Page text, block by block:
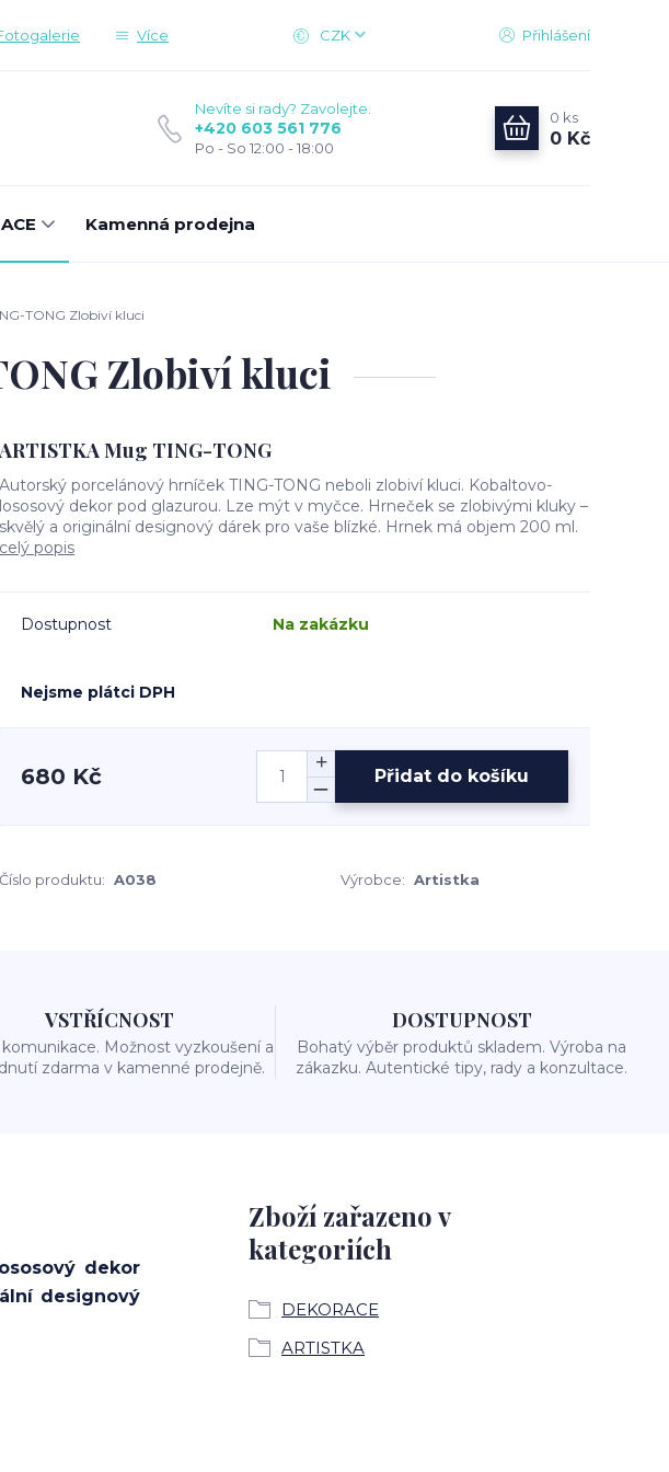
Více CZK Přihlášení
Nevíte si rady? Zavolejte.
+420 603 561 776
Po - So 12:00 - 18:00
0 ks
0 Kč
Kamenná prodejna
TONG Zlobiví kluci
Zlobiví kluci
ARTISTKA Mug TING-TONG
Autorský porcelánový hrníček TING-TONG neboli zlobiví kluci. Kobaltovo-
lososový dekor pod glazurou. Lze mýt v myčce. Hrneček se zlobivými kluky –
skvělý a originální designový dárek pro vaše blízké. Hrnek má objem 200 ml.
celý popis
Dostupnost Na zakázku
Nejsme plátci DPH
680 Kč Přidat do košíku
Číslo produktu: A038 Výrobce: Artistka
VSTŘÍCNOST
Možnost vyzkoušení a
zdarma v kamenné prodejně.
DOSTUPNOST
Bohatý výběr produktů skladem. Výroba na
zákazku. Autentické tipy, rady a konzultace.
dekor
designový
Zboží zařazeno v
kategoriích
DEKORACE
ARTISTKA